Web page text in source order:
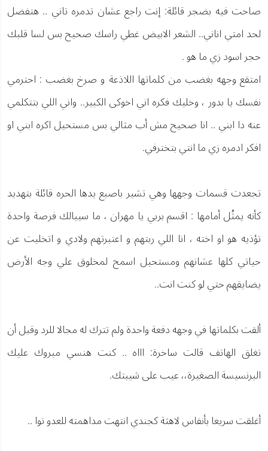
صاحت فيه بضجر قائلة: إنت راجع عشان تدمره تاني .. هتفضل
لحد امتي اناني.. الشعر الابيض غطي راسك صحيح بس لسا قلبك
حجر اسود زي ما هو .
امتقع وجهه بغضب من كلماتها اللاذعة و صرخ بغضب : احترمي
نفسك يا بدور ، وخليك فكره اني اخوكى الكبير.. واني اللي بتتكلمي
عنه دا ابني .. انا صحيح مش أب مثالي بس مستحيل اكره ابني او
افكر ادمره زي ما انتي بتخترفي.
تجعدت قسمات وجهها وهي تشير باصبع يدها الحره قائلة بتهديد
كأنه يمثُل أمامها : اقسم بربي يا مهران ، ما سيبالك فرصة واحدة
تؤذيه هو او اخته ، انا اللي ربتهم و اعتبرتهم ولادي و اتخليت عن
حياتي كلها عشانهم ومستحيل اسمح لمخلوق علي وجه الأرض
يضايقهم حتي لو كنت انت..
ألقت بكلماتها في وجهه دفعة واحدة ولم تترك له مجالا للرد وقبل أن
تغلق الهاتف قالت ساخرة: اااه .. كنت هنسي مبروك عليك
البرنسيسة الصغيرة،، عيب على شيبتك.
أغلقت سريعا بأنفاس لاهثة كجندي انتهت مداهمته للعدو توا ..